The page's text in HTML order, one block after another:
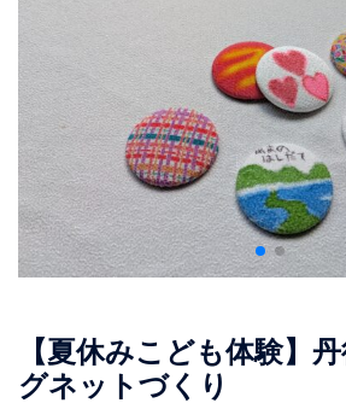
【夏休みこども体験】
グネットづくり